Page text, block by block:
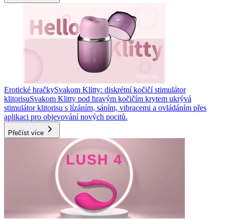
Erotické hračkySvakom Klitty: diskrétní kočičí stimulátor
klitorisuSvakom Klitty pod hravým kočičím krytem ukrývá
stimulátor klitorisu s lízáním, sáním, vibracemi a ovládáním přes
aplikaci pro objevování nových pocitů.
Přečíst více